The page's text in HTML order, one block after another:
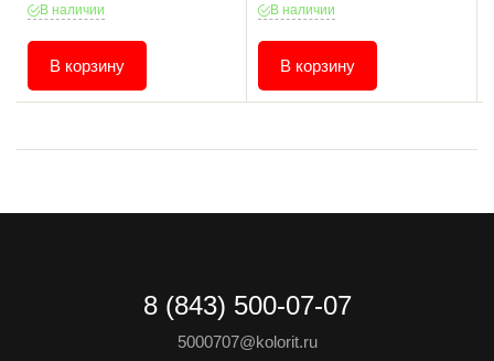
В наличии
В корзину
В наличии
В корзину
8 (843) 500-07-07
5000707@kolorit.ru